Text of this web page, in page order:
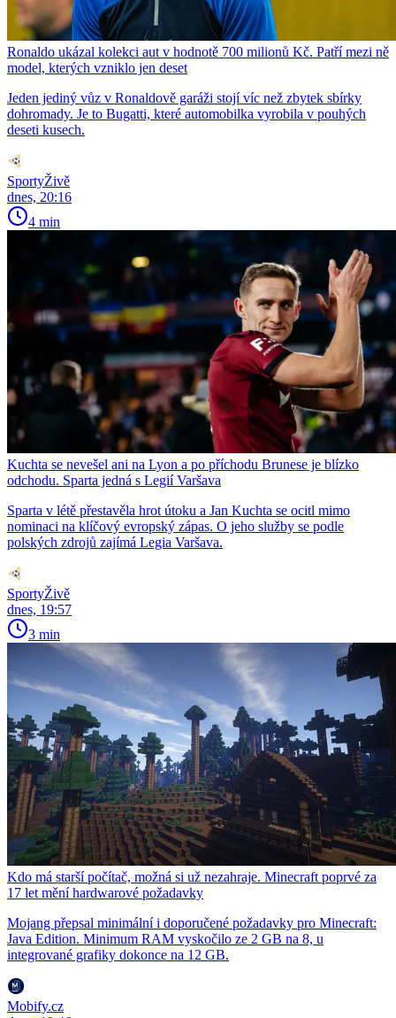
Ronaldo ukázal kolekci aut v hodnotě 700 milionů Kč. Patří mezi ně
model, kterých vzniklo jen deset
Jeden jediný vůz v Ronaldově garáži stojí víc než zbytek sbírky
dohromady. Je to Bugatti, které automobilka vyrobila v pouhých
deseti kusech.
SportyŽivě
dnes, 20:16
4 min
Kuchta se nevešel ani na Lyon a po příchodu Brunese je blízko
odchodu. Sparta jedná s Legií Varšava
Sparta v létě přestavěla hrot útoku a Jan Kuchta se ocitl mimo
nominaci na klíčový evropský zápas. O jeho služby se podle
polských zdrojů zajímá Legia Varšava.
SportyŽivě
dnes, 19:57
3 min
Kdo má starší počítač, možná si už nezahraje. Minecraft poprvé za
17 let mění hardwarové požadavky
Mojang přepsal minimální i doporučené požadavky pro Minecraft:
Java Edition. Minimum RAM vyskočilo ze 2 GB na 8, u
integrované grafiky dokonce na 12 GB.
Mobify.cz